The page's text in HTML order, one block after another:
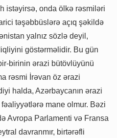
istəyirsə, onda ölkə rəsmiləri
təşəbbüslərə açıq şəkildə
yalnız sözlə deyil,
göstərməlidir. Bu gün
birinin ərazi bütövlüyünü
rəsmi İrəvan öz ərazi
halda, Azərbaycanın ərazi
mane olmur. Bəzi
Avropa Parlamenti və Fransa
davranmır, birtərəfli